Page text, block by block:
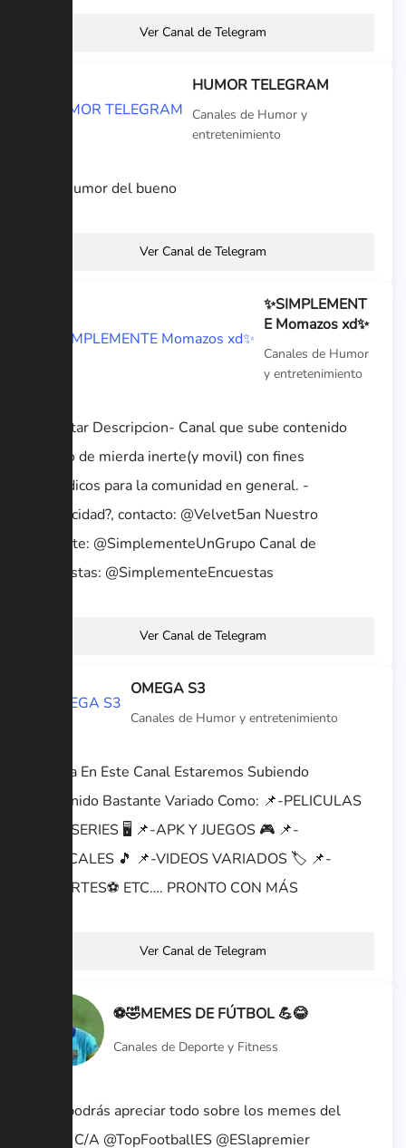
Ver Canal de Telegram
HUMOR TELEGRAM
Canales de Humor y
entretenimiento
Solo humor del bueno
Ver Canal de Telegram
✨SIMPLEMENT
E Momazos xd✨
Canales de Humor
y entretenimiento
-Insertar Descripcion- Canal que sube contenido
grafico de mierda inerte(y movil) con fines
comedicos para la comunidad en general. -
¿Publicidad?, contacto: @Velvet5an Nuestro
Grupete: @SimplementeUnGrupo Canal de
encuestas: @SimplementeEncuestas
Ver Canal de Telegram
OMEGA S3
Canales de Humor y entretenimiento
🛑Hola En Este Canal Estaremos Subiendo
Contenido Bastante Variado Como: 📌-PELICULAS
📽️ 📌-SERIES 🖥️ 📌-APK Y JUEGOS 🎮 📌-
MUSICALES 🎵 📌-VIDEOS VARIADOS 🏷️ 📌-
DEPORTES⚽ ETC…. PRONTO CON MÁS
Ver Canal de Telegram
⚽🤣MEMES DE FÚTBOL 💪😂
Canales de Deporte y Fitness
Aquí podrás apreciar todo sobre los memes del
fútbol C/A @TopFootballES @ESlapremier